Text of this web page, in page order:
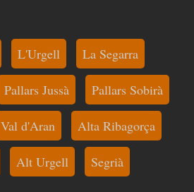
L'Urgell La Segarra
Pallars Jussà Pallars Sobirà
Val d'Aran Alta Ribagorça
Alt Urgell Segrià